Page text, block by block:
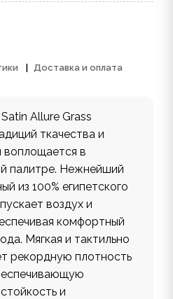
Доставка и оплата
Allure Grass
ткачества и
воплощается в
палитре. Нежнейший
из 100% египетского
воздух и
комфортный
Мягкая и тактильно
рекордную плотность
и